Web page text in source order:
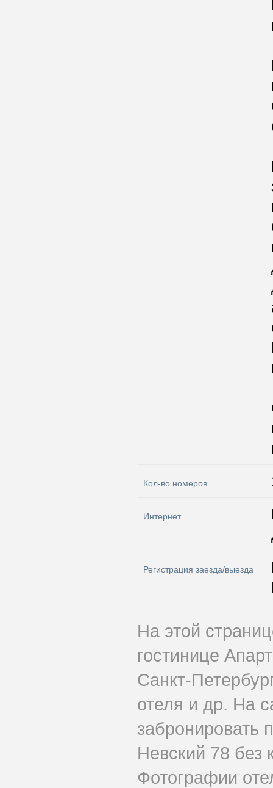
Кол-во номеров
Интернет
Регистрация заезда/выезда
На этой
гостинице
Санкт-
отеля и др. На
забронировать
Невский 78 без
Фотографии